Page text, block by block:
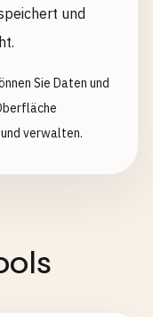
und
Sie Daten und
verwalten.